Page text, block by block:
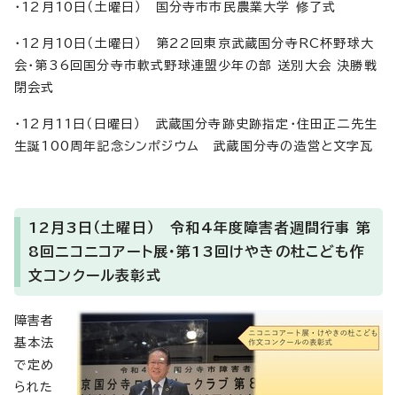
・12月10日（土曜日） 国分寺市市民農業大学 修了式
・12月10日（土曜日） 第22回東京武蔵国分寺RC杯野球大
会・第36回国分寺市軟式野球連盟少年の部 送別大会 決勝戦
閉会式
・12月11日（日曜日） 武蔵国分寺跡史跡指定・住田正二先生
生誕100周年記念シンポジウム 武蔵国分寺の造営と文字瓦
12月3日（土曜日） 令和4年度障害者週間行事 第
8回ニコニコアート展・第13回けやきの杜こども作
文コンクール表彰式
障害者
基本法
で定め
られた